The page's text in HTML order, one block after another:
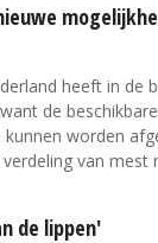
heeft in de
de
worden
van mest
de lippen'